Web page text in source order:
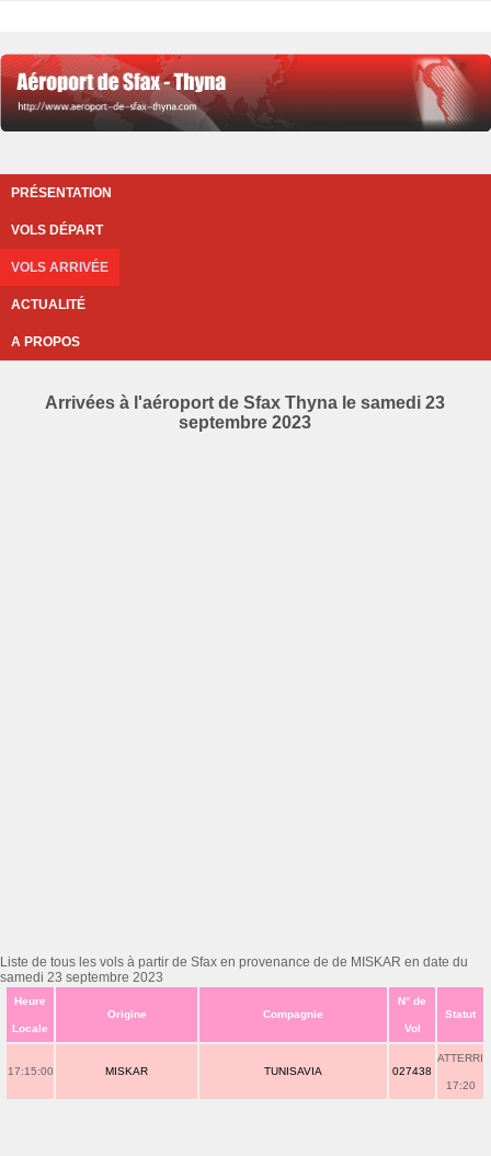
PRÉSENTATION
VOLS DÉPART
VOLS ARRIVÉE
ACTUALITÉ
A PROPOS
Arrivées à l'aéroport de Sfax Thyna le samedi 23
septembre 2023
Liste de tous les vols à partir de Sfax en provenance de de MISKAR en date du
samedi 23 septembre 2023
Heure
Locale
Origine Compagnie
N° de
Vol
Statut
17:15:00 MISKAR TUNISAVIA 027438
ATTERRI
17:20